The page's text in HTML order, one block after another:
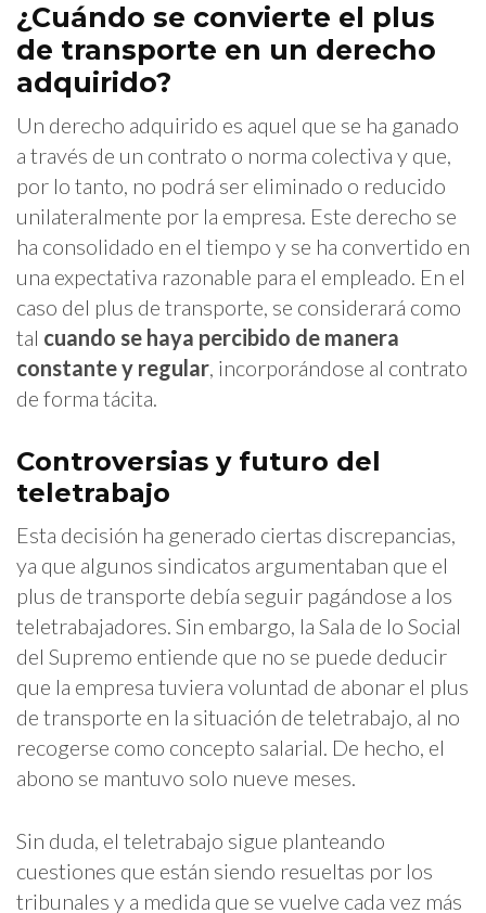
¿Cuándo se convierte el plus
de transporte en un derecho
adquirido?
Un derecho adquirido es aquel que se ha ganado
a través de un contrato o norma colectiva y que,
por lo tanto, no podrá ser eliminado o reducido
unilateralmente por la empresa. Este derecho se
ha consolidado en el tiempo y se ha convertido en
una expectativa razonable para el empleado. En el
caso del plus de transporte, se considerará como
tal cuando se haya percibido de manera
constante y regular, incorporándose al contrato
de forma tácita.
Controversias y futuro del
teletrabajo
Esta decisión ha generado ciertas discrepancias,
ya que algunos sindicatos argumentaban que el
plus de transporte debía seguir pagándose a los
teletrabajadores. Sin embargo, la Sala de lo Social
del Supremo entiende que no se puede deducir
que la empresa tuviera voluntad de abonar el plus
de transporte en la situación de teletrabajo, al no
recogerse como concepto salarial. De hecho, el
abono se mantuvo solo nueve meses.
Sin duda, el teletrabajo sigue planteando
cuestiones que están siendo resueltas por los
tribunales y a medida que se vuelve cada vez más